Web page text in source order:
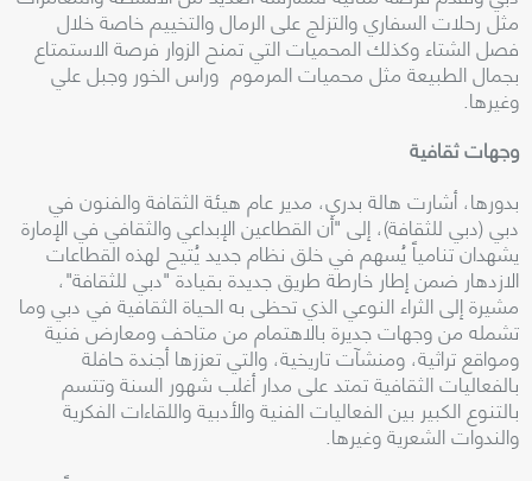
مثل رحلات السفاري والتزلج على الرمال والتخييم خاصة خلال
فصل الشتاء وكذلك المحميات التي تمنح الزوار فرصة الاستمتاع
بجمال الطبيعة مثل محميات المرموم وراس الخور وجبل علي
وغيرها.
وجهات ثقافية
بدورها، أشارت هالة بدري، مدير عام هيئة الثقافة والفنون في
دبي (دبي للثقافة)، إلى "أن القطاعين الإبداعي والثقافي في الإمارة
يشهدان تنامياً يُسهم في خلق نظام جديد يُتيح لهذه القطاعات
الازدهار ضمن إطار خارطة طريق جديدة بقيادة "دبي للثقافة"،
مشيرة إلى الثراء النوعي الذي تحظى به الحياة الثقافية في دبي وما
تشمله من وجهات جديرة بالاهتمام من متاحف ومعارض فنية
ومواقع تراثية، ومنشآت تاريخية، والتي تعززها أجندة حافلة
بالفعاليات الثقافية تمتد على مدار أغلب شهور السنة وتتسم
بالتنوع الكبير بين الفعاليات الفنية والأدبية واللقاءات الفكرية
والندوات الشعرية وغيرها.